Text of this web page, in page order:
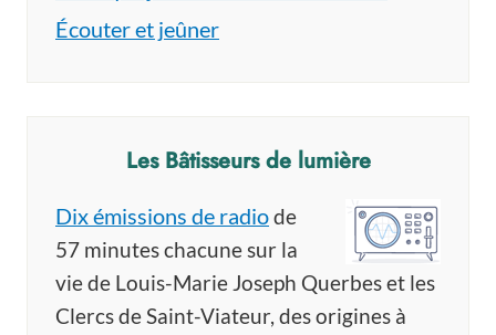
Écouter et jeûner
Les Bâtisseurs de lumière
Dix émissions de radiode
57 minutes chacune sur la
vie de Louis-Marie Joseph Querbes et les
Clercs de Saint-Viateur, des origines à